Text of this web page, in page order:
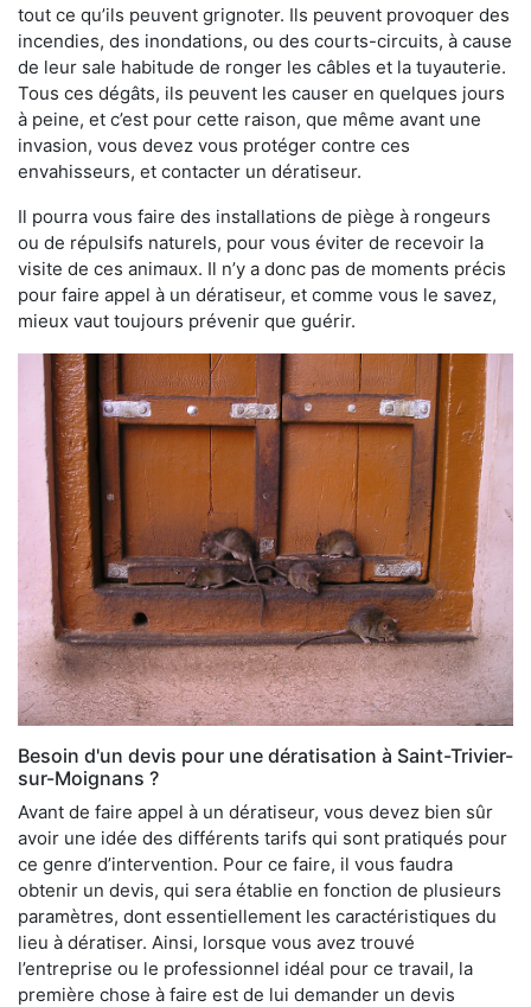
tout ce qu’ils peuvent grignoter. Ils peuvent provoquer des
incendies, des inondations, ou des courts-circuits, à cause
de leur sale habitude de ronger les câbles et la tuyauterie.
Tous ces dégâts, ils peuvent les causer en quelques jours
à peine, et c’est pour cette raison, que même avant une
invasion, vous devez vous protéger contre ces
envahisseurs, et contacter un dératiseur.
Il pourra vous faire des installations de piège à rongeurs
ou de répulsifs naturels, pour vous éviter de recevoir la
visite de ces animaux. Il n’y a donc pas de moments précis
pour faire appel à un dératiseur, et comme vous le savez,
mieux vaut toujours prévenir que guérir.
Besoin d'un devis pour une dératisation à Saint-Trivier-
sur-Moignans ?
Avant de faire appel à un dératiseur, vous devez bien sûr
avoir une idée des différents tarifs qui sont pratiqués pour
ce genre d’intervention. Pour ce faire, il vous faudra
obtenir un devis, qui sera établie en fonction de plusieurs
paramètres, dont essentiellement les caractéristiques du
lieu à dératiser. Ainsi, lorsque vous avez trouvé
l’entreprise ou le professionnel idéal pour ce travail, la
première chose à faire est de lui demander un devis